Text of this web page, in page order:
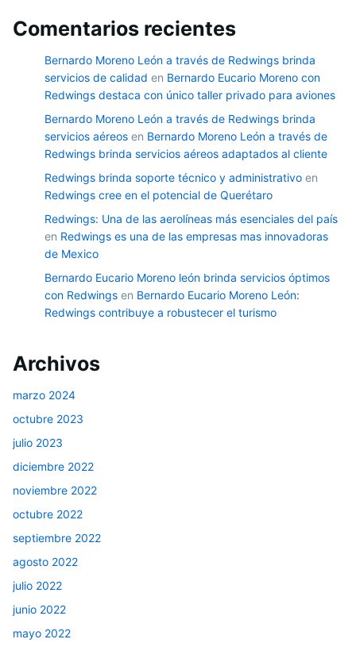
Comentarios recientes
Bernardo Moreno León a través de Redwings brinda
servicios de calidad en Bernardo Eucario Moreno con
Redwings destaca con único taller privado para aviones
Bernardo Moreno León a través de Redwings brinda
servicios aéreos en Bernardo Moreno León a través de
Redwings brinda servicios aéreos adaptados al cliente
Redwings brinda soporte técnico y administrativo en
Redwings cree en el potencial de Querétaro
Redwings: Una de las aerolíneas más esenciales del país
en Redwings es una de las empresas mas innovadoras
de Mexico
Bernardo Eucario Moreno león brinda servicios óptimos
con Redwings en Bernardo Eucario Moreno León:
Redwings contribuye a robustecer el turismo
Archivos
marzo 2024
octubre 2023
julio 2023
diciembre 2022
noviembre 2022
octubre 2022
septiembre 2022
agosto 2022
julio 2022
junio 2022
mayo 2022